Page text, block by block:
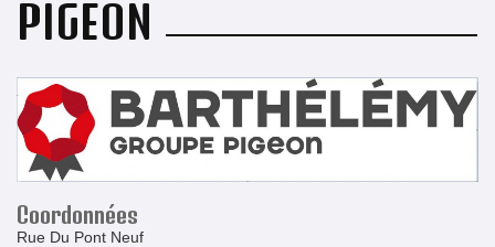
PIGEON
Coordonnées
Rue Du Pont Neuf